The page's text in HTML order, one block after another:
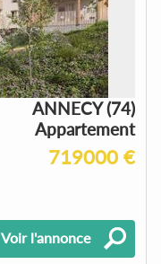
ANNECY (74)
Appartement
719000 €
Voir l'annonce